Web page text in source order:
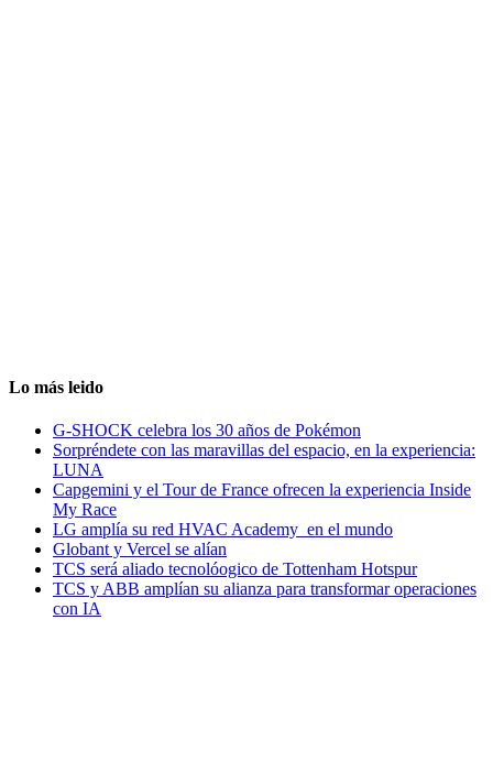
Lo más leido
G-SHOCK celebra los 30 años de Pokémon
Sorpréndete con las maravillas del espacio, en la experiencia:
LUNA
Capgemini y el Tour de France ofrecen la experiencia Inside
My Race
LG amplía su red HVAC Academy en el mundo
Globant y Vercel se alían
TCS será aliado tecnolóogico de Tottenham Hotspur
TCS y ABB amplían su alianza para transformar operaciones
con IA